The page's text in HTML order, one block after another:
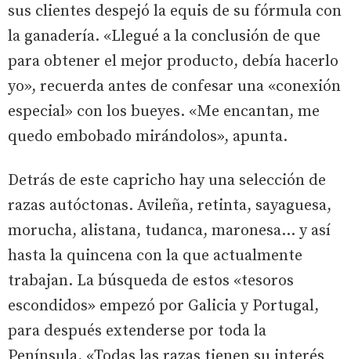
sus clientes despejó la equis de su fórmula con
la ganadería. «Llegué a la conclusión de que
para obtener el mejor producto, debía hacerlo
yo», recuerda antes de confesar una «conexión
especial» con los bueyes. «Me encantan, me
quedo embobado mirándolos», apunta.
Detrás de este capricho hay una selección de
razas autóctonas. Avileña, retinta, sayaguesa,
morucha, alistana, tudanca, maronesa... y así
hasta la quincena con la que actualmente
trabajan. La búsqueda de estos «tesoros
escondidos» empezó por Galicia y Portugal,
para después extenderse por toda la